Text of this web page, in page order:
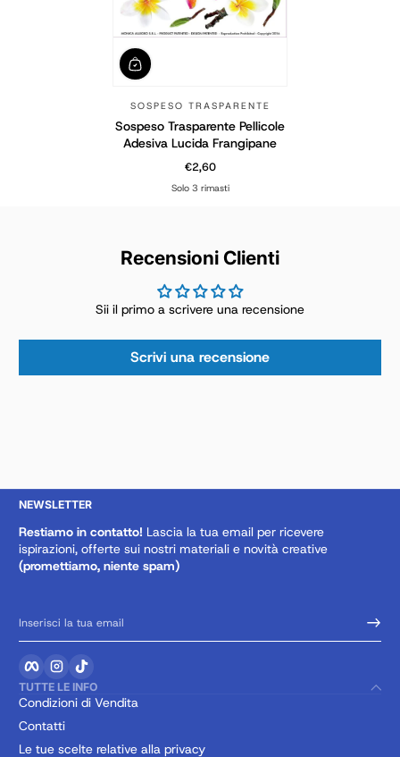
SOSPESO TRASPARENTE
Sospeso Trasparente Pellicole
Adesiva Lucida Frangipane
Prezzo normale
€2,60
Solo 3 rimasti
Recensioni Clienti
Sii il primo a scrivere una recensione
Scrivi una recensione
NEWSLETTER
Restiamo in contatto! Lascia la tua email per ricevere
ispirazioni, offerte sui nostri materiali e novità creative
(promettiamo, niente spam)
Inserisci la tua email
FacebookInstagram
TUTTE LE INFO
Condizioni di Vendita
Contatti
Le tue scelte relative alla privacy